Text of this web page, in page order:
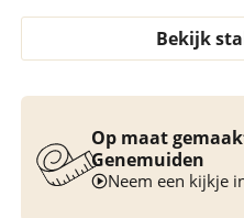
Bekijk
Op maat
Genemuiden
Neem een kijkje